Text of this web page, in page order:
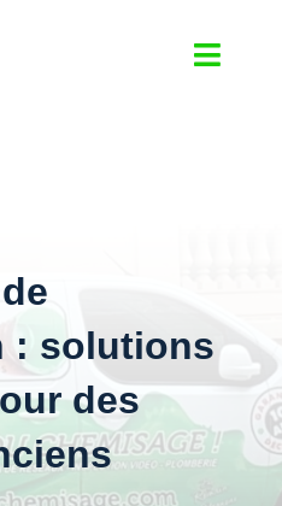
canalisation
: solutions
des